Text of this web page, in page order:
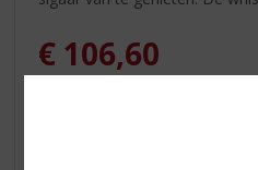
€ 106,60